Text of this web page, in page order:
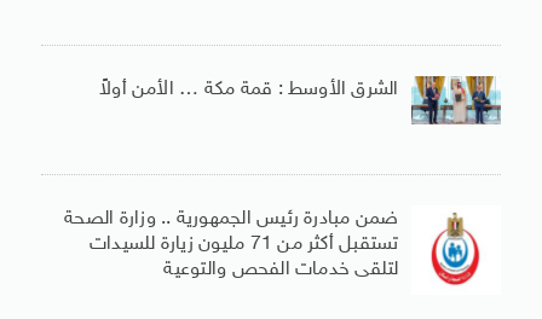
الشرق الأوسط : قمة مكة … الأمن أولاً
ضمن مبادرة رئيس الجمهورية .. وزارة الصحة
تستقبل أكثر من 71 مليون زيارة للسيدات
لتلقى خدمات الفحص والتوعية